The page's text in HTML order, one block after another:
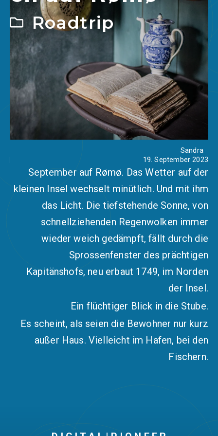
Roadtrip
Sandra
19. September 2023
September auf Rømø. Das Wetter auf der
kleinen Insel wechselt minütlich. Und mit ihm
das Licht. Die tiefstehende Sonne, von
schnellziehenden Regenwolken immer
wieder weich gedämpft, fällt durch die
Sprossenfenster des prächtigen
Kapitänshofs, neu erbaut 1749, im Norden
der Insel.
Ein flüchtiger Blick in die Stube.
Es scheint, als seien die Bewohner nur kurz
außer Haus. Vielleicht im Hafen, bei den
Fischern.